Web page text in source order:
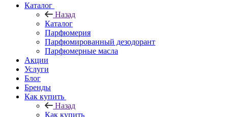
Каталог
Назад
Каталог
Парфюмерия
Парфюмированный дезодорант
Парфюмерные масла
Акции
Услуги
Блог
Бренды
Как купить
Назад
Как купить